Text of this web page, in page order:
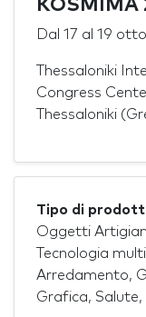
KOSMIMA
Dal 17 al 19
Thessaloniki
Congress
Thessaloniki
Tipo di
Oggetti
Tecnologia
Arredamento,
Grafica, Salute,